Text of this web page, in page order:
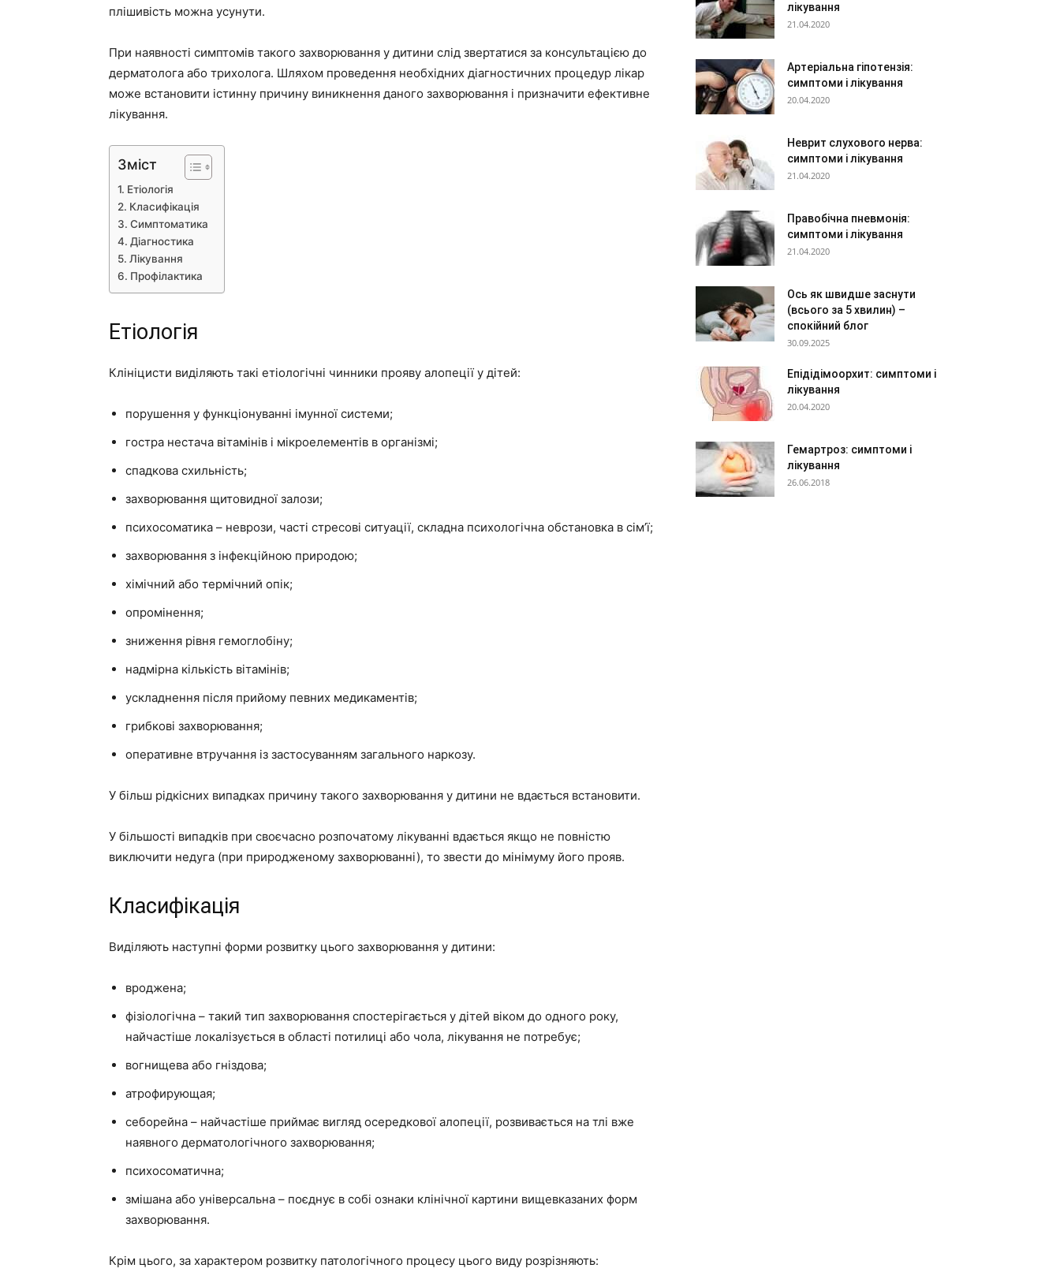
плішивість можна усунути.
При наявності симптомів такого захворювання у дитини слід звертатися за консультацією до
дерматолога або трихолога. Шляхом проведення необхідних діагностичних процедур лікар
може встановити істинну причину виникнення даного захворювання і призначити ефективне
лікування.
Зміст
Етіологія
Класифікація
Симптоматика
Діагностика
Лікування
Профілактика
Етіологія
Клініцисти виділяють такі етіологічні чинники прояву алопеції у дітей:
порушення у функціонуванні імунної системи;
гостра нестача вітамінів і мікроелементів в організмі;
спадкова схильність;
захворювання щитовидної залози;
психосоматика – неврози, часті стресові ситуації, складна психологічна обстановка в сім’ї;
захворювання з інфекційною природою;
хімічний або термічний опік;
опромінення;
зниження рівня гемоглобіну;
надмірна кількість вітамінів;
ускладнення після прийому певних медикаментів;
грибкові захворювання;
оперативне втручання із застосуванням загального наркозу.
У більш рідкісних випадках причину такого захворювання у дитини не вдається встановити.
У більшості випадків при своєчасно розпочатому лікуванні вдається якщо не повністю
виключити недуга (при природженому захворюванні), то звести до мінімуму його прояв.
Класифікація
Виділяють наступні форми розвитку цього захворювання у дитини:
вроджена;
фізіологічна – такий тип захворювання спостерігається у дітей віком до одного року,
найчастіше локалізується в області потилиці або чола, лікування не потребує;
вогнищева або гніздова;
атрофирующая;
себорейна – найчастіше приймає вигляд осередкової алопеції, розвивається на тлі вже
наявного дерматологічного захворювання;
психосоматична;
змішана або універсальна – поєднує в собі ознаки клінічної картини вищевказаних форм
захворювання.
Крім цього, за характером розвитку патологічного процесу цього виду розрізняють:
лікування
21.04.2020
Артеріальна гіпотензія:
симптоми і лікування
20.04.2020
Неврит слухового нерва:
симптоми і лікування
21.04.2020
Правобічна пневмонія:
симптоми і лікування
21.04.2020
Ось як швидше заснути
(всього за 5 хвилин) –
спокійний блог
30.09.2025
Епідідімоорхит: симптоми і
лікування
20.04.2020
Гемартроз: симптоми і
лікування
26.06.2018